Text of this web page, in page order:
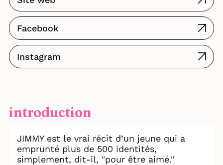
Facebook
Instagram
introduction
JIMMY est le vrai récit d’un jeune qui a
emprunté plus de 500 identités,
simplement, dit-il, "pour être aimé."